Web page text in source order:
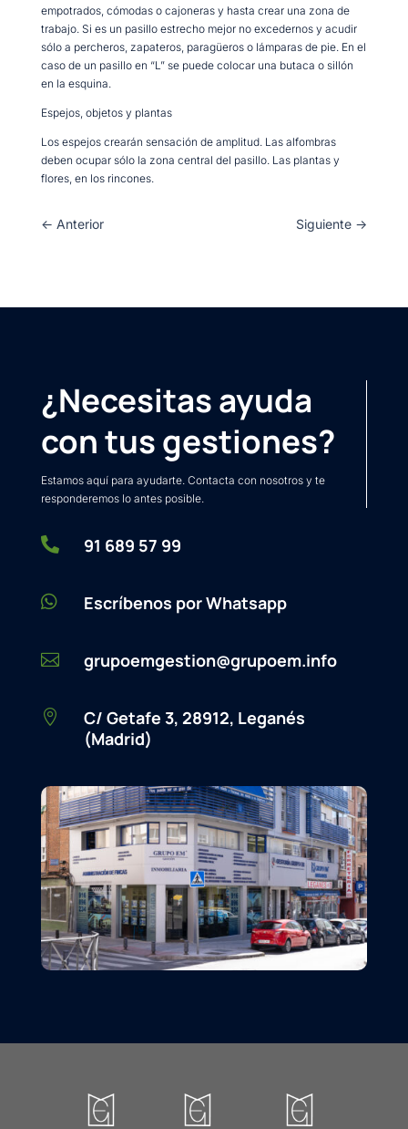
empotrados, cómodas o cajoneras y hasta crear una zona de
trabajo. Si es un pasillo estrecho mejor no excedernos y acudir
sólo a percheros, zapateros, paragüeros o lámparas de pie. En el
caso de un pasillo en “L” se puede colocar una butaca o sillón
en la esquina.
Espejos, objetos y plantas
Los espejos crearán sensación de amplitud. Las alfombras
deben ocupar sólo la zona central del pasillo. Las plantas y
flores, en los rincones.
← Anterior Siguiente →
¿Necesitas ayuda
con tus gestiones?
Estamos aquí para ayudarte. Contacta con nosotros y te
responderemos lo antes posible.
 91 689 57 99
 Escríbenos por Whatsapp
 grupoemgestion@grupoem.info

C/ Getafe 3, 28912, Leganés
(Madrid)